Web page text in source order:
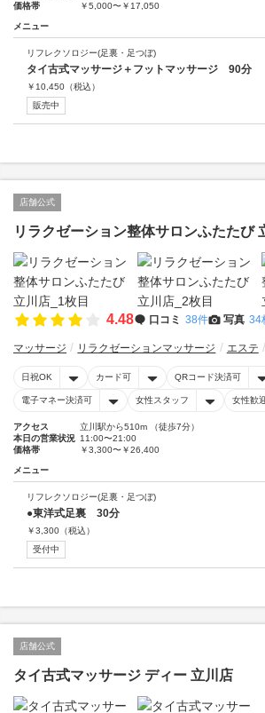
価格帯
￥5,000〜￥17,050
メニュー
リフレクソロジー(足裏・足つぼ)
タイ古式マッサージ＋フットマッサージ 90分
￥ 10,450 （税込）
販売中
店舗公式
リラクゼーション整体サロンふたたび
4.48 口コミ 38件 写真 34
マッサージ リラクゼーションマッサージ エステ
日祝OK カード可 QRコード決済可
電子マネー決済可 女性スタッフ 女性歓
アクセス
立川駅から510m （徒歩7分）
本日の営業状況 11:00〜21:00
価格帯
￥3,300〜￥26,400
メニュー
リフレクソロジー(足裏・足つぼ)
●東洋式足裏 30分
￥3,300 （税込）
受付中
店舗公式
タイ古式マッサージ ディー 立川店